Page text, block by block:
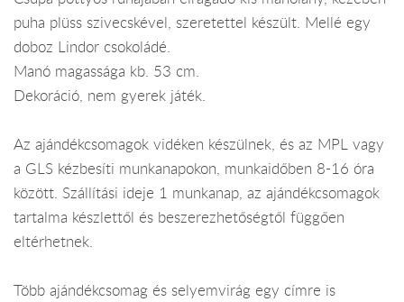
puha plüss szivecskével, szeretettel készült. Mellé egy
doboz Lindor csokoládé.
Manó magassága kb. 53 cm.
Dekoráció, nem gyerek játék.
Az ajándékcsomagok vidéken készülnek, és az MPL vagy
a GLS kézbesíti munkanapokon, munkaidőben 8-16 óra
között. Szállítási ideje 1 munkanap, az ajándékcsomagok
tartalma készlettől és beszerezhetőségtől függően
eltérhetnek.
Több ajándékcsomag és selyemvirág egy címre is